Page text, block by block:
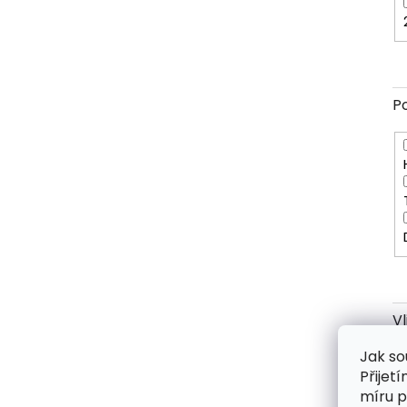
Jak
míru